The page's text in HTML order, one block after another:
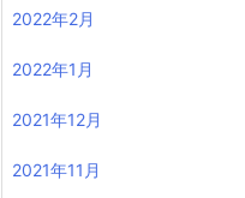
2022年2月
2022年1月
2021年12月
2021年11月